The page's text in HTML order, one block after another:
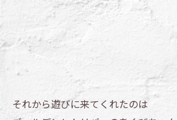
それから遊びに来てくれたのは